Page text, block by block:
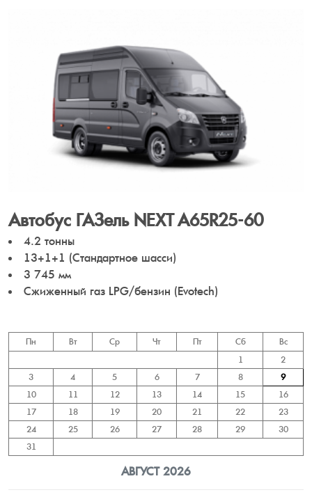
Автобус ГАЗель NEXT A65R25-60
4.2 тонны
13+1+1 (Стандартное шасси)
3 745 мм
Сжиженный газ LPG/бензин (Evotech)
АВГУСТ 2026
Пн Вт Ср Чт Пт Сб
Вс
1
2
3
4 5 6 7 8
9
10
11 12 13 14 15
16
17
18 19 20 21 22
23
24
25 26 27 28 29
30
31